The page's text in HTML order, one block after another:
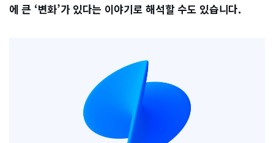
에 큰 ‘변화’가 있다는 이야기로 해석할 수도 있습니다.